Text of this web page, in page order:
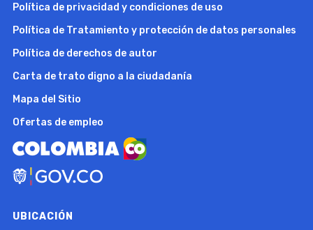
Política de privacidad y condiciones de uso
Política de Tratamiento y protección de datos personales
Política de derechos de autor
Carta de trato digno a la ciudadanía
Mapa del Sitio
Ofertas de empleo
UBICACIÓN